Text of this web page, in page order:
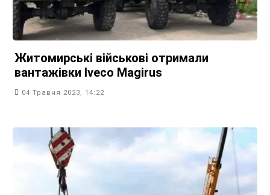
Житомирські військові отримали
вантажівки Iveco Magirus
04 Травня 2023, 14:22